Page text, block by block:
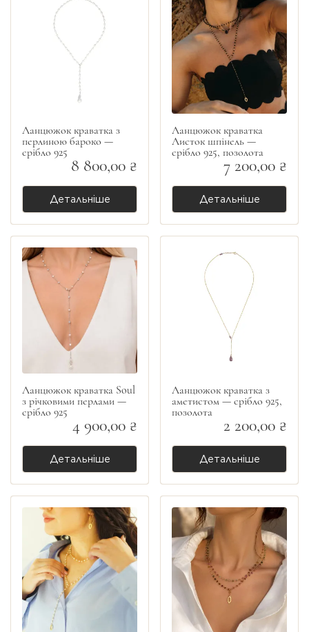
Ланцюжок краватка з
перлиною бароко —
срібло 925
8 800,00 ₴
Детальніше
Ланцюжок краватка
Листок шпінель —
срібло 925, позолота
7 200,00 ₴
Детальніше
Ланцюжок краватка Soul
з річковими перлами —
срібло 925
4 900,00 ₴
Детальніше
Ланцюжок краватка з
аметистом — срібло 925,
позолота
2 200,00 ₴
Детальніше